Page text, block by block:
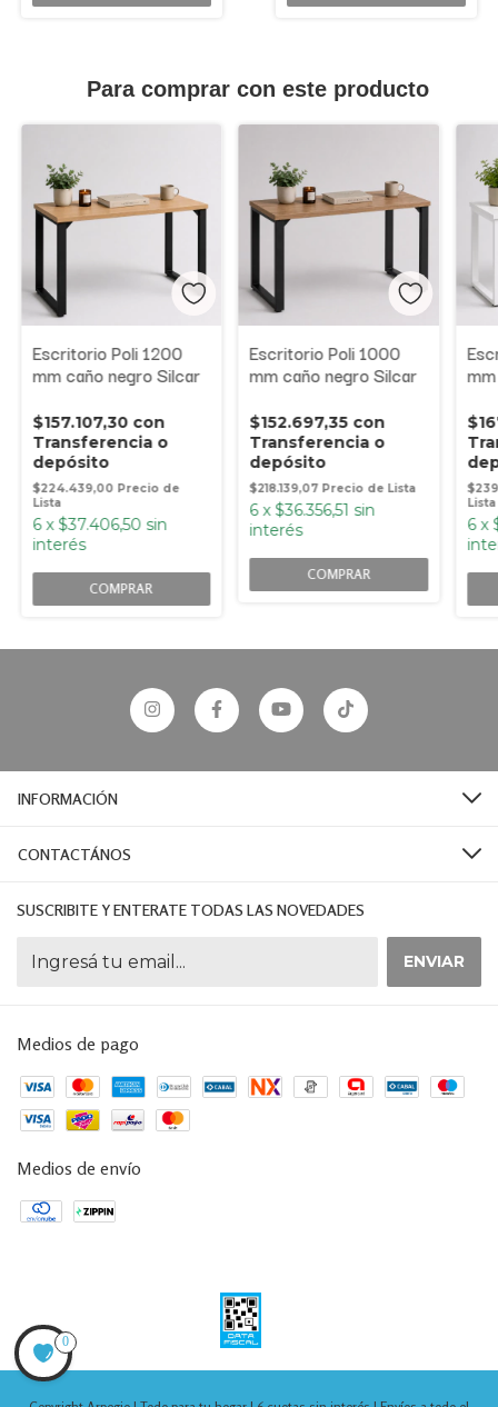
Para comprar con este producto
Escritorio Poli 1200
mm caño negro Silcar
$224.439,00
$157.107,30 con
Transferencia o
depósito
6 x $37.406,50 sin
interés
COMPRAR
Escritorio Poli 1000
mm caño negro Silcar
$218.139,07
$152.697,35 con
Transferencia o
depósito
6 x $36.356,51 sin
interés
COMPRAR
6 x
INFORMACIÓN
CONTACTÁNOS
SUSCRIBITE Y ENTERATE TODAS LAS NOVEDADES
Medios de pago
Medios de envío
0